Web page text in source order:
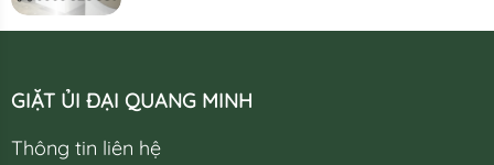
GIẶT ỦI ĐẠI QUANG MINH
Thông tin liên hệ